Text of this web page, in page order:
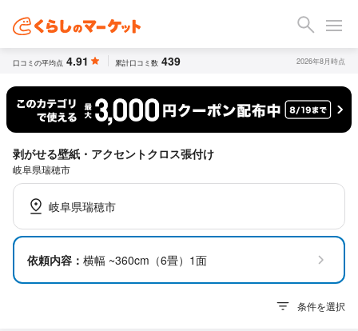
口コミの平均点 4.91 累計口コミ数 439 2026年8月時点
剥がせる壁紙・アクセントクロス張付け
岐阜県瑞穂市
岐阜県瑞穂市
依頼内容： 横幅 ~360cm（6畳）1面
条件を選択